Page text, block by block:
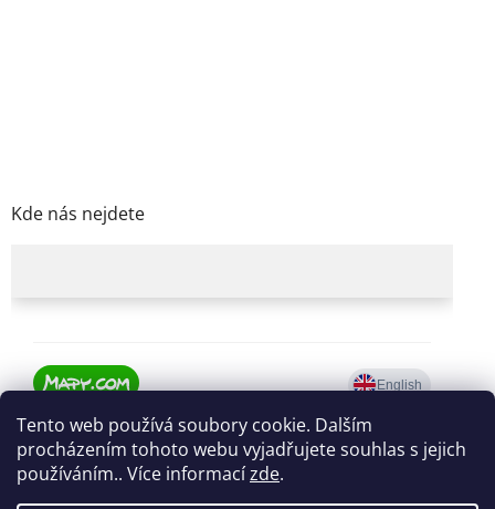
Tento web používá soubory cookie. Dalším
procházením tohoto webu vyjadřujete souhlas s jejich
používáním.. Více informacízde.
Kde nás nejdete